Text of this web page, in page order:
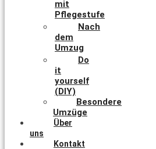
mit
Pflegestufe
Nach
dem
Umzug
Do
it
yourself
(DIY)
Besondere
Umzüge
Über
uns
Kontakt